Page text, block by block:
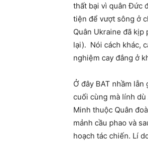
thất bại vì quân Đức
tiện để vượt sông ở
Quân Ukraine đã
lại). Nói cách khác,
nghiệm cay đắng ở
Ở đây BAT nhầm
cuối cùng mà lính
Minh thuộc Quân
mảnh cầu phao và
hoạch tác chiến. Lí